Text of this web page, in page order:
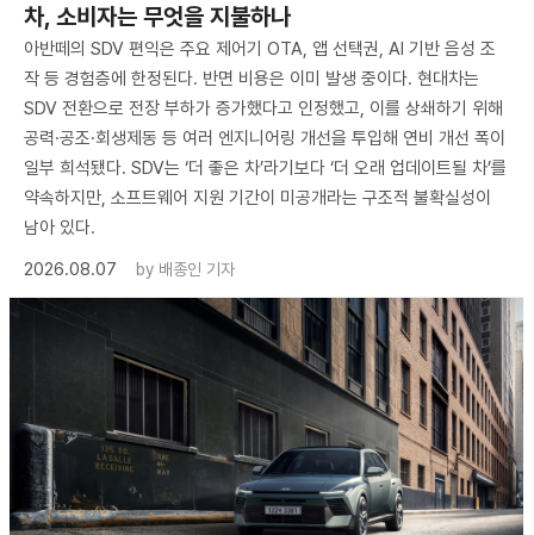
차, 소비자는 무엇을 지불하나
아반떼의 SDV 편익은 주요 제어기 OTA, 앱 선택권, AI 기반 음성 조
작 등 경험층에 한정된다. 반면 비용은 이미 발생 중이다. 현대차는
SDV 전환으로 전장 부하가 증가했다고 인정했고, 이를 상쇄하기 위해
공력·공조·회생제동 등 여러 엔지니어링 개선을 투입해 연비 개선 폭이
일부 희석됐다. SDV는 ‘더 좋은 차’라기보다 ‘더 오래 업데이트될 차’를
약속하지만, 소프트웨어 지원 기간이 미공개라는 구조적 불확실성이
남아 있다.
2026.08.07
by 배종인 기자